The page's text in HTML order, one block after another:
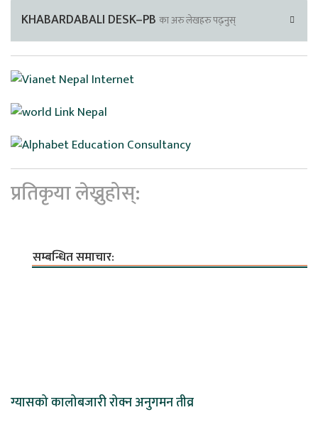
KHABARDABALI DESK–PB का अरु लेखहरु पढ्नुस्
प्रतिकृया लेख्नुहोस्:
सम्बन्धित समाचार:
ग्यासको कालोबजारी रोक्न अनुगमन तीव्र